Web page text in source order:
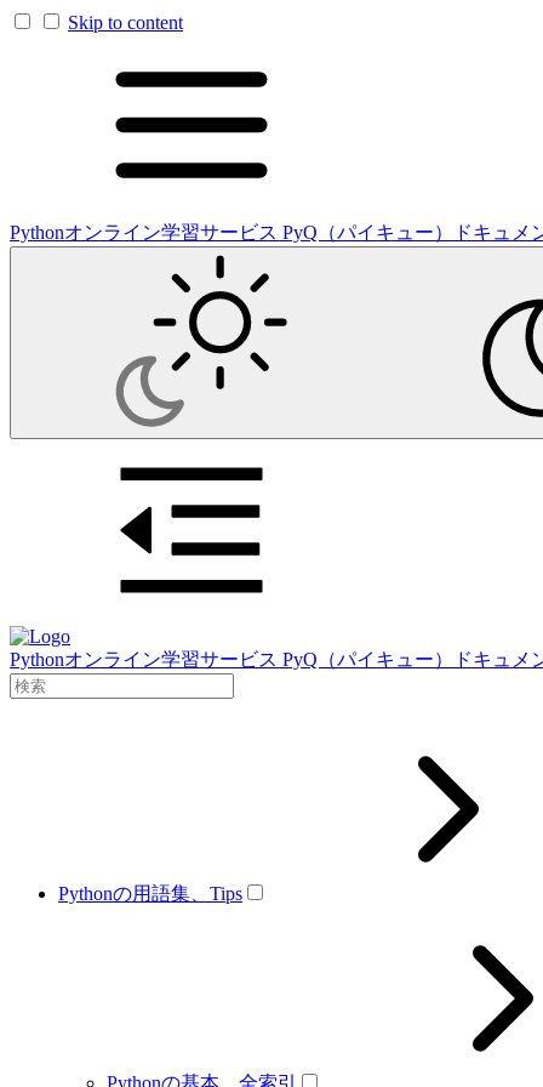
Skip to content
Pythonオンライン学習サービス PyQ（パイキュー）ドキュメ
Pythonオンライン学習サービス PyQ（パイキュー）ドキュメ
Pythonの用語集、Tips
Pythonの基本、全索引